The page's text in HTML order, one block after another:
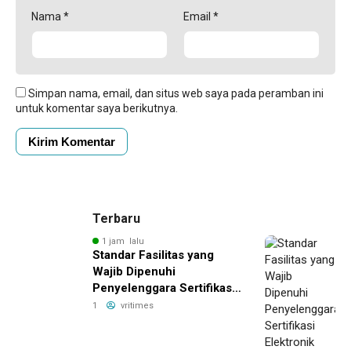
Nama * Email *
Simpan nama, email, dan situs web saya pada peramban ini
untuk komentar saya berikutnya.
Terbaru
1 jam lalu
Standar Fasilitas yang
Wajib Dipenuhi
Penyelenggara Sertifikasi
Elektronik
1 vritimes